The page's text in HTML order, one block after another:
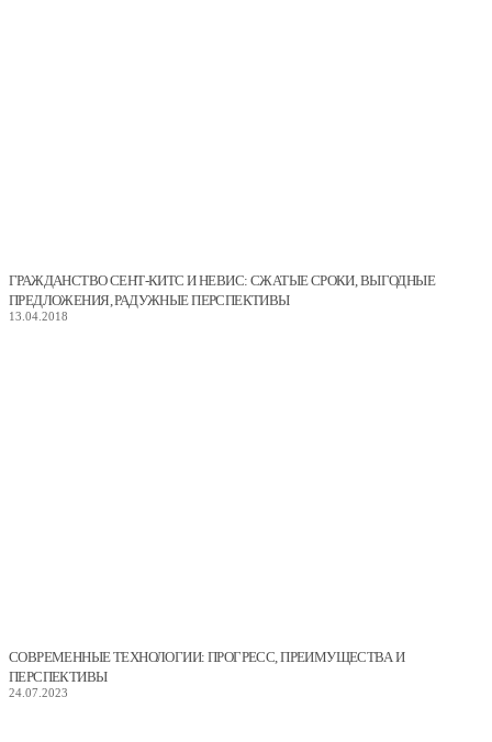
ГРАЖДАНСТВО СЕНТ-КИТС И НЕВИС: СЖАТЫЕ СРОКИ, ВЫГОДНЫЕ
ПРЕДЛОЖЕНИЯ, РАДУЖНЫЕ ПЕРСПЕКТИВЫ
13.04.2018
СОВРЕМЕННЫЕ ТЕХНОЛОГИИ: ПРОГРЕСС, ПРЕИМУЩЕСТВА И
ПЕРСПЕКТИВЫ
24.07.2023